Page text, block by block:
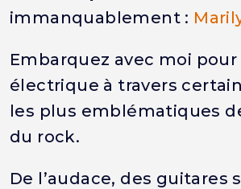
immanquablement :
Embarquez avec moi
électrique à travers
les plus emblématiques
du rock.
De l’audace, des guitares